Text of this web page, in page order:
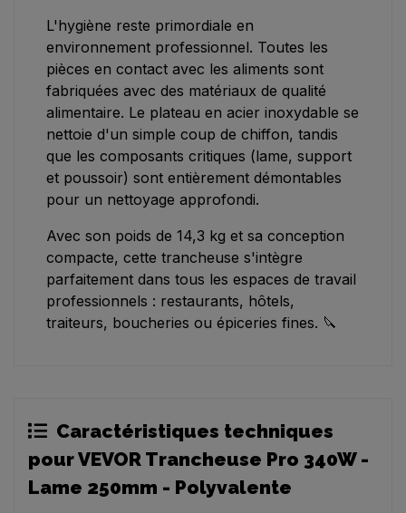
L'hygiène reste primordiale en
environnement professionnel. Toutes les
pièces en contact avec les aliments sont
fabriquées avec des matériaux de qualité
alimentaire. Le plateau en acier inoxydable se
nettoie d'un simple coup de chiffon, tandis
que les composants critiques (lame, support
et poussoir) sont entièrement démontables
pour un nettoyage approfondi.
Avec son poids de 14,3 kg et sa conception
compacte, cette trancheuse s'intègre
parfaitement dans tous les espaces de travail
professionnels : restaurants, hôtels,
traiteurs, boucheries ou épiceries fines. 🔪
Caractéristiques techniques
pour VEVOR Trancheuse Pro 340W -
Lame 250mm - Polyvalente